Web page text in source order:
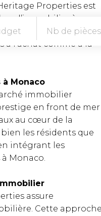
Nb de pièces
Properties est
l’immobilier à
varié d’appartements,
l’achat comme à la
Monaco
immobilier
en front de mer
au cœur de la
les résidents que
intégrant les
Monaco.
assure
Cette approche